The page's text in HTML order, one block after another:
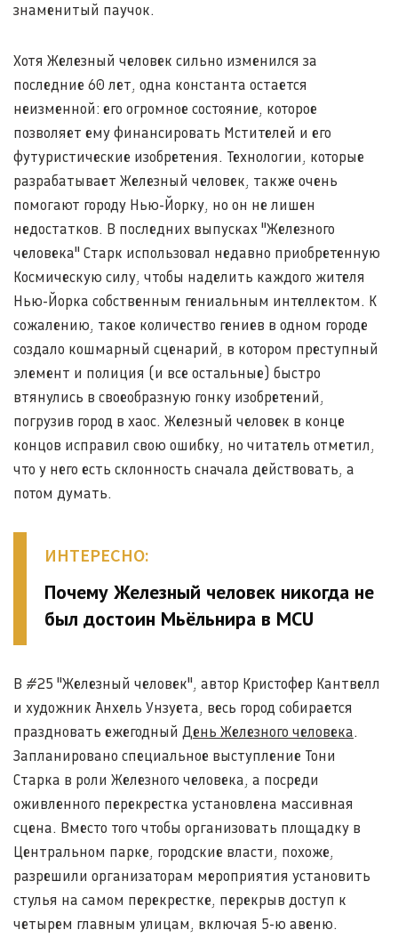
знаменитый паучок.
Хотя Железный человек сильно изменился за
последние 60 лет, одна константа остается
неизменной: его огромное состояние, которое
позволяет ему финансировать Мстителей и его
футуристические изобретения. Технологии, которые
разрабатывает Железный человек, также очень
помогают городу Нью-Йорку, но он не лишен
недостатков. В последних выпусках "Железного
человека" Старк использовал недавно приобретенную
Космическую силу, чтобы наделить каждого жителя
Нью-Йорка собственным гениальным интеллектом. К
сожалению, такое количество гениев в одном городе
создало кошмарный сценарий, в котором преступный
элемент и полиция (и все остальные) быстро
втянулись в своеобразную гонку изобретений,
погрузив город в хаос. Железный человек в конце
концов исправил свою ошибку, но читатель отметил,
что у него есть склонность сначала действовать, а
потом думать.
ИНТЕРЕСНО:
Почему Железный человек никогда не
был достоин Мьёльнира в MCU
В #25 "Железный человек", автор Кристофер Кантвелл
и художник Анхель Унзуета, весь город собирается
праздновать ежегодный День Железного человека.
Запланировано специальное выступление Тони
Старка в роли Железного человека, а посреди
оживленного перекрестка установлена массивная
сцена. Вместо того чтобы организовать площадку в
Центральном парке, городские власти, похоже,
разрешили организаторам мероприятия установить
стулья на самом перекрестке, перекрыв доступ к
четырем главным улицам, включая 5-ю авеню.